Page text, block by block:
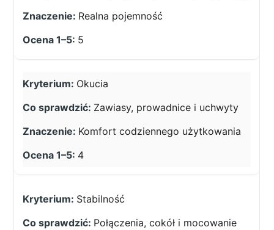
Realna pojemność
5
Okucia
Zawiasy, prowadnice i uchwyty
Komfort codziennego użytkowania
4
Stabilność
Połączenia, cokół i mocowanie